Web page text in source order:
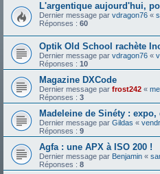
L'argentique aujourd'hui,
Dernier message par vdragon76 «
Réponses : 60
Optik Old School rachète
Dernier message par vdragon76 «
Réponses : 10
Magazine DXCode
Dernier message par frost242 «
Réponses : 3
Madeleine de Sinéty :
Dernier message par Gildas «
Réponses : 9
Agfa : une APX à ISO 200 !
Dernier message par Benjamin «
Réponses : 8